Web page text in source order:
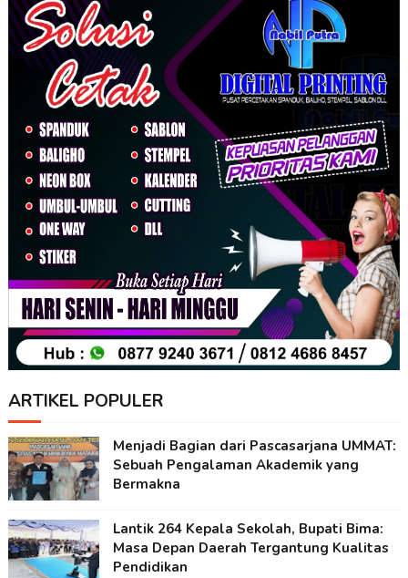
ARTIKEL POPULER
Menjadi Bagian dari Pascasarjana UMMAT:
Sebuah Pengalaman Akademik yang
Bermakna
Lantik 264 Kepala Sekolah, Bupati Bima:
Masa Depan Daerah Tergantung Kualitas
Pendidikan